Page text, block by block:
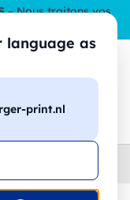
language as
print.nl
– Nous traitons vos
produits